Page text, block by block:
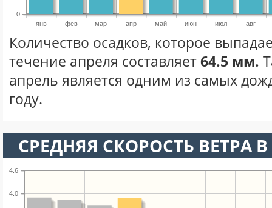
янв фев мар апр май июн июл авг
0
Количество осадков, которое
течение апреля составляет64.5 мм.
апрель является одним из самых
году.
СРЕДНЯЯ СКОРОСТЬ ВЕТРА
4.0
4.6